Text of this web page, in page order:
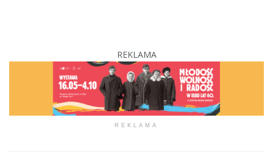
REKLAMA
REKLAMA